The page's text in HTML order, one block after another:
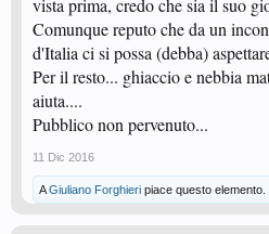
vista prima, credo che sia il suo
Comunque reputo che da un
d'Italia ci si possa (debba)
Per il resto... ghiaccio e nebbia
aiuta....
Pubblico non pervenuto...
11 Dic 2016
AGiuliano Forghieri piace questo elemento.